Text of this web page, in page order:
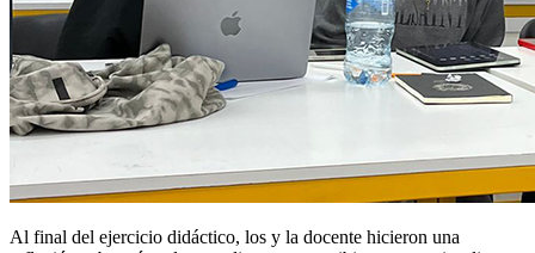
Al final del ejercicio didáctico, los y la docente hicieron una